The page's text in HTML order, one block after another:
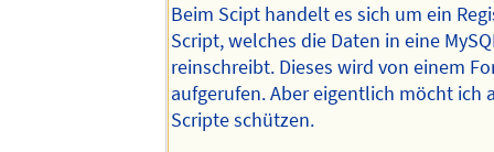
Beim Scipt handelt es sich um ein
Script, welches die Daten in eine
reinschreibt. Dieses wird von einem
aufgerufen. Aber eigentlich möcht ich
Scripte schützen.